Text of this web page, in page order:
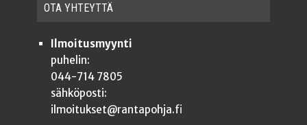
OTA YHTEYT­TÄ
Ilmoitusmyynti
puhelin:
044-714 7805
sähköposti:
ilmoitukset@rantapohja.fi